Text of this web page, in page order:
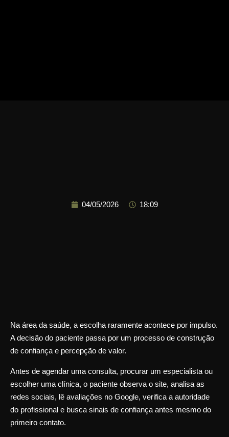
04/05/2026 18:09
Na área da saúde, a escolha raramente acontece por impulso.
A decisão do paciente passa por um processo de construção
de confiança e percepção de valor.
Antes de agendar uma consulta, procurar um especialista ou
escolher uma clínica, o paciente observa o site, analisa as
redes sociais, lê avaliações no Google, verifica a autoridade
do profissional e busca sinais de confiança antes mesmo do
primeiro contato.